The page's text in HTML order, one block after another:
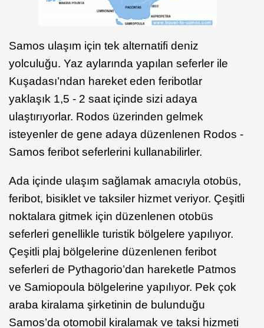
Samos ulaşım için tek alternatifi deniz
yolculuğu. Yaz aylarında yapılan seferler ile
Kuşadası’ndan hareket eden feribotlar
yaklaşık 1,5 - 2 saat içinde sizi adaya
ulaştırıyorlar. Rodos üzerinden gelmek
isteyenler de gene adaya düzenlenen Rodos -
Samos feribot seferlerini kullanabilirler.
Ada içinde ulaşım sağlamak amacıyla otobüs,
feribot, bisiklet ve taksiler hizmet veriyor. Çeşitli
noktalara gitmek için düzenlenen otobüs
seferleri genellikle turistik bölgelere yapılıyor.
Çeşitli plaj bölgelerine düzenlenen feribot
seferleri de Pythagorio’dan hareketle Patmos
ve Samiopoula bölgelerine yapılıyor. Pek çok
araba kiralama şirketinin de bulunduğu
Samos’da otomobil kiralamak ve taksi hizmeti